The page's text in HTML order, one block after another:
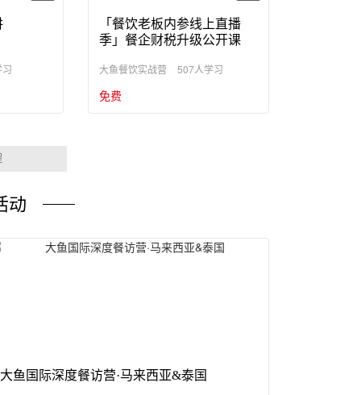
「餐饮老板内参线上直播
季」餐企财税升级公开课
大鱼餐饮实战营 507人学习
免费
动
大鱼国际深度餐访营·马来西亚&泰国